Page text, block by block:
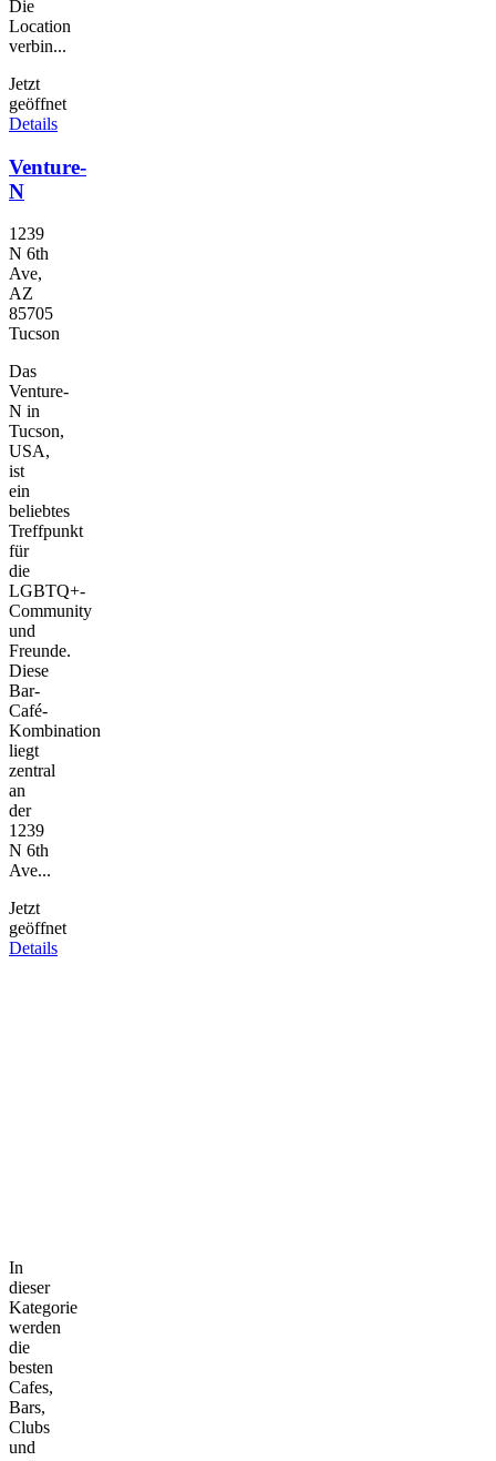
Die
Location
verbin...
Jetzt
geöffnet
Details
Venture-
N
1239
N 6th
Ave,
AZ
85705
Tucson
Das
Venture-
N in
Tucson,
USA,
ist
ein
beliebtes
Treffpunkt
für
die
LGBTQ+-
Community
und
Freunde.
Diese
Bar-
Café-
Kombination
liegt
zentral
an
der
1239
N 6th
Ave...
Jetzt
geöffnet
Details
In
dieser
Kategorie
werden
die
besten
Cafes,
Bars,
Clubs
und